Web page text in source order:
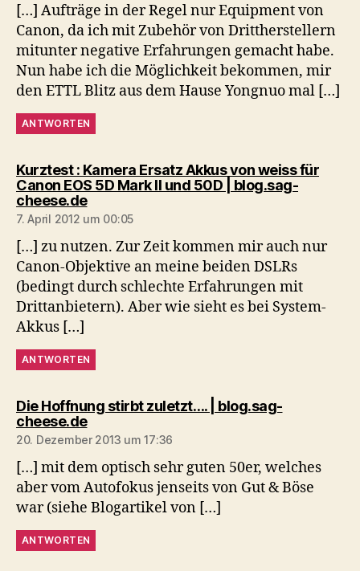
[…] Aufträge in der Regel nur Equipment von
Canon, da ich mit Zubehör von Drittherstellern
mitunter negative Erfahrungen gemacht habe.
Nun habe ich die Möglichkeit bekommen, mir
den ETTL Blitz aus dem Hause Yongnuo mal […]
ANTWORTEN
Kurztest : Kamera Ersatz Akkus von weiss für
Canon EOS 5D Mark II und 50D | blog.sag-
cheese.desagt:
7. April 2012 um 00:05
[…] zu nutzen. Zur Zeit kommen mir auch nur
Canon-Objektive an meine beiden DSLRs
(bedingt durch schlechte Erfahrungen mit
Drittanbietern). Aber wie sieht es bei System-
Akkus […]
ANTWORTEN
Die Hoffnung stirbt zuletzt…. | blog.sag-
cheese.desagt:
20. Dezember 2013 um 17:36
[…] mit dem optisch sehr guten 50er, welches
aber vom Autofokus jenseits von Gut & Böse
war (siehe Blogartikel von […]
ANTWORTEN